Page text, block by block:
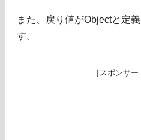
また、戻り値がObjectと定
す。
［スポンサー